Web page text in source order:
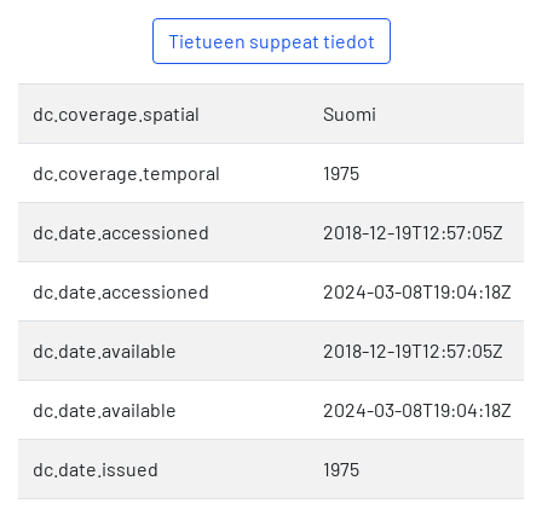
Tietueen suppeat tiedot
dc.coverage.spatial Suomi
dc.coverage.temporal 1975
dc.date.accessioned 2018-12-19T12:57:05Z
dc.date.accessioned 2024-03-08T19:04:18Z
dc.date.available 2018-12-19T12:57:05Z
dc.date.available 2024-03-08T19:04:18Z
dc.date.issued 1975